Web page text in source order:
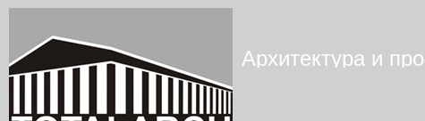
Архитектура и